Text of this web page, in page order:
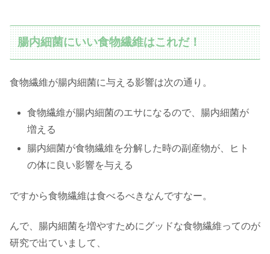
腸内細菌にいい食物繊維はこれだ！
食物繊維が腸内細菌に与える影響は次の通り。
食物繊維が腸内細菌のエサになるので、腸内細菌が
増える
腸内細菌が食物繊維を分解した時の副産物が、ヒト
の体に良い影響を与える
ですから食物繊維は食べるべきなんですなー。
んで、腸内細菌を増やすためにグッドな食物繊維ってのが
研究で出ていまして、